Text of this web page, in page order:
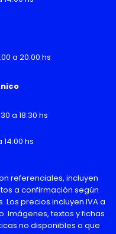
a 20:00 hs
a 18:30 hs
hs
referenciales, incluyen
a confirmación según
precios incluyen IVA a
Imágenes, textos y fichas
no disponibles o que